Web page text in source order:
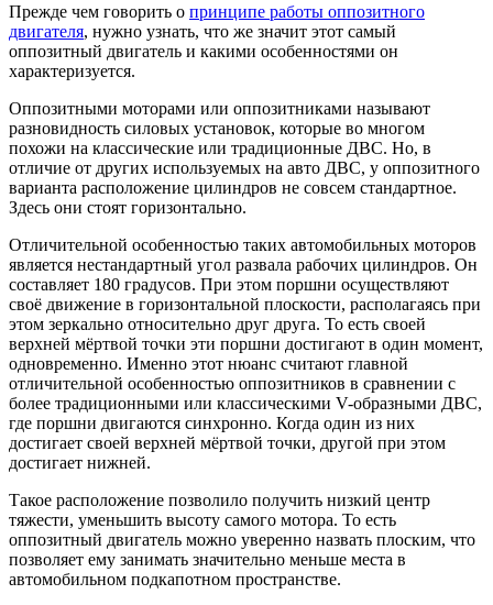
Прежде чем говорить о принципе работы оппозитного
двигателя, нужно узнать, что же значит этот самый
оппозитный двигатель и какими особенностями он
характеризуется.
Оппозитными моторами или оппозитниками называют
разновидность силовых установок, которые во многом
похожи на классические или традиционные ДВС. Но, в
отличие от других используемых на авто ДВС, у оппозитного
варианта расположение цилиндров не совсем стандартное.
Здесь они стоят горизонтально.
Отличительной особенностью таких автомобильных моторов
является нестандартный угол развала рабочих цилиндров. Он
составляет 180 градусов. При этом поршни осуществляют
своё движение в горизонтальной плоскости, располагаясь при
этом зеркально относительно друг друга. То есть своей
верхней мёртвой точки эти поршни достигают в один момент,
одновременно. Именно этот нюанс считают главной
отличительной особенностью оппозитников в сравнении с
более традиционными или классическими V-образными ДВС,
где поршни двигаются синхронно. Когда один из них
достигает своей верхней мёртвой точки, другой при этом
достигает нижней.
Такое расположение позволило получить низкий центр
тяжести, уменьшить высоту самого мотора. То есть
оппозитный двигатель можно уверенно назвать плоским, что
позволяет ему занимать значительно меньше места в
автомобильном подкапотном пространстве.